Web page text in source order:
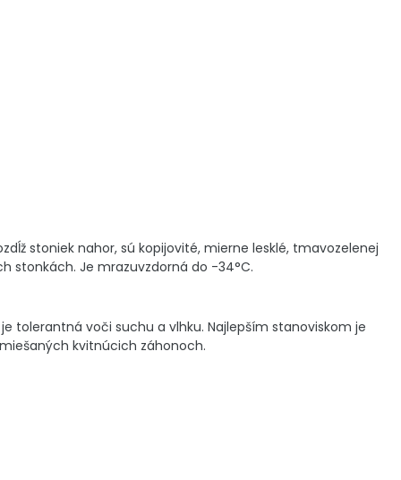
stoniek nahor, sú kopijovité, mierne lesklé, tmavozelenej
stonkách. Je mrazuvzdorná do -34°C.
tolerantná voči suchu a vlhku. Najlepším stanoviskom je
kvitnúcich záhonoch.